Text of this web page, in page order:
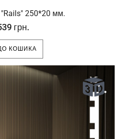
250*20 мм.
грн.
КОШИКА